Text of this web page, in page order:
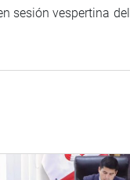
sesión vespertina